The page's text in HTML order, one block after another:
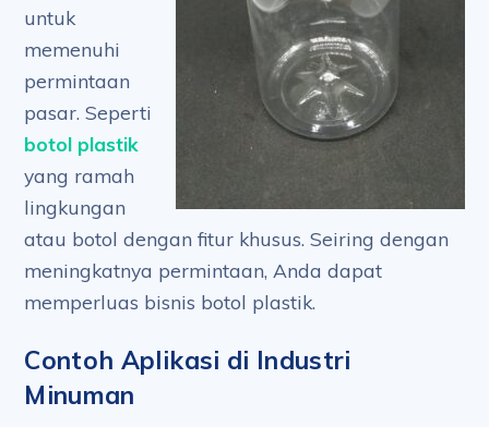
untuk
memenuhi
permintaan
pasar. Seperti
botol plastik
yang ramah
lingkungan
atau botol dengan fitur khusus. Seiring dengan
meningkatnya permintaan, Anda dapat
memperluas bisnis botol plastik.
Contoh Aplikasi di Industri
Minuman